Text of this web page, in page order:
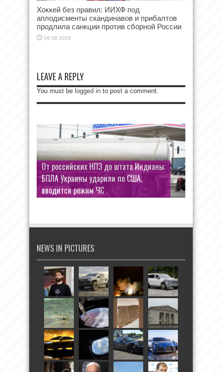
Хоккей без правил: ИИХФ под
аплодисменты скандинавов и прибалтов
продлила санкции против сборной России
06.08.2026
LEAVE A REPLY
You must be logged in to post a comment.
От российских НПЗ до штата Индианы:
БПЛА Украины ударили по США,
вводится режим ЧС
NEWS IN PICTURES